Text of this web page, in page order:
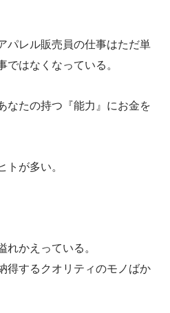
パレル販売員の仕事はただ単
はなくなっている。
なたの持つ『能力』にお金を
トが多い。
かえっている。
得するクオリティのモノばか